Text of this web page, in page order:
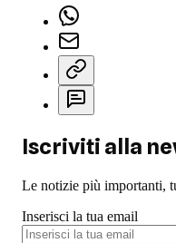
Iscriviti alla
Le notizie più importanti,
Inserisci la tua email